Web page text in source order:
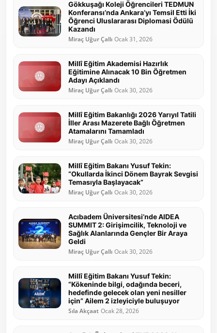
Gökkuşağı Koleji Öğrencileri TEDMUN
Konferansı’nda Ankara’yı Temsil Etti İki
Öğrenci Uluslararası Diplomasi Ödülü
Kazandı
Miraç Uğur Çallı Ocak 31, 2026
Millî Eğitim Akademisi Hazırlık
Eğitimine Alınacak 10 Bin Öğretmen
Adayı Açıklandı
Miraç Uğur Çallı Ocak 30, 2026
Millî Eğitim Bakanlığı 2026 Yarıyıl Tatili
İller Arası Mazerete Bağlı Öğretmen
Atamalarını Tamamladı
Miraç Uğur Çallı Ocak 30, 2026
Millî Eğitim Bakanı Yusuf Tekin:
“Okullarda İkinci Dönem Bayrak Sevgisi
Temasıyla Başlayacak”
Miraç Uğur Çallı Ocak 30, 2026
Acıbadem Üniversitesi’nde AIDEA
SUMMIT 2: Girişimcilik, Teknoloji ve
Sağlık Alanlarında Gençler Bir Araya
Geldi
Miraç Uğur Çallı Ocak 30, 2026
Millî Eğitim Bakanı Yusuf Tekin:
“Kökeninde bilgi, odağında beceri,
hedefinde gelecek olan yeni nesiller
için” Ailem 2 izleyiciyle buluşuyor
Sıla Akçaat Ocak 28, 2026